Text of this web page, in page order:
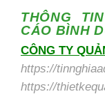
THÔNG
CÁO BÌNH
CÔNG TY
https://
https://